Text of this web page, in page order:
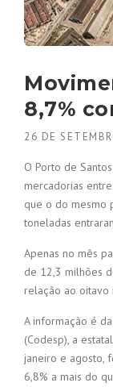
8,7%
26 DE
O Porto de
mercadorias
que o do mesmo
toneladas
Apenas no mês
de 12,3 milhões
relação ao oitavo
A informação é
(Codesp), a
janeiro e agosto,
6,8% a mais do